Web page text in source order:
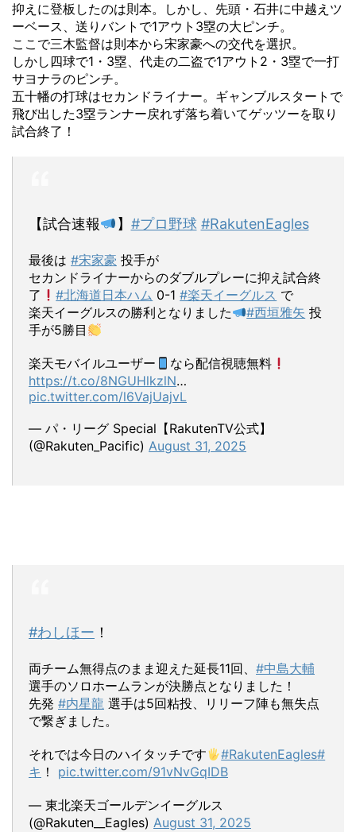
抑えに登板したのは則本。しかし、先頭・石井に中越えツ
ーベース、送りバントで1アウト3塁の大ピンチ。
ここで三木監督は則本から宋家豪への交代を選択。
しかし四球で1・3塁、代走の二盗で1アウト2・3塁で一打
サヨナラのピンチ。
五十幡の打球はセカンドライナー。ギャンブルスタートで
飛び出した3塁ランナー戻れず落ち着いてゲッツーを取り
試合終了！
【試合速報 】 #プロ野球 #RakutenEagles
最後は #宋家豪 投手が
セカンドライナーからのダブルプレーに抑え試合終
了
#北海道日本ハム 0-1#楽天イーグルス で
楽天イーグルスの勝利となりました
#西垣雅矢 投
手が5勝目
楽天モバイルユーザー
なら配信視聴無料
https://t.co/8NGUHlkzlN…
pic.twitter.com/l6VajUajvL
— パ・リーグ Special【RakutenTV公式】
(@Rakuten_Pacific) August 31, 2025
#わしほー ！
両チーム無得点のまま迎えた延長11回、 #中島大輔
選手のソロホームランが決勝点となりました！
先発 #内星龍 選手は5回粘投、リリーフ陣も無失点
で繋ぎました。
それでは今日のハイタッチです #RakutenEagles#
キ ！ pic.twitter.com/91vNvGqIDB
— 東北楽天ゴールデンイーグルス
(@Rakuten__Eagles) August 31, 2025